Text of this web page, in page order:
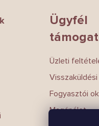
Ügyfél
Üzleti
Fogyasztói
Magánélet